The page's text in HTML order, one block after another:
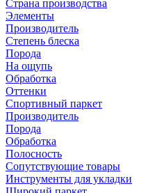
Страна производства
Элементы
Производитель
Степень блеска
Порода
На ощупь
Обработка
Оттенки
Спортивный паркет
Производитель
Порода
Обработка
Полосность
Сопутствующие товары
Инструменты для укладки